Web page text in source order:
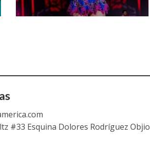
#33 Esquina Dolores Rodríguez Objio